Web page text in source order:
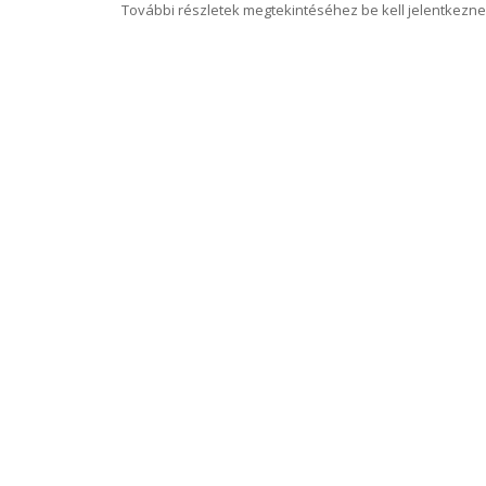
További részletek megtekintéséhez be kell